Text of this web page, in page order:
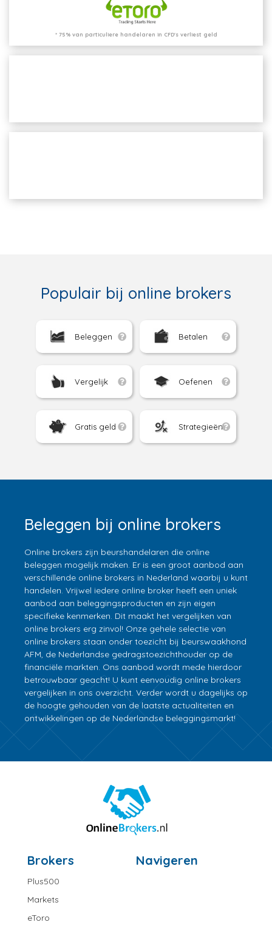
* 75% van particuliere handelaren in CFD's verliest geld
Populair bij online brokers
Beleggen Betalen
Vergelijk Oefenen
Gratis geld Strategieën
Beleggen bij online brokers
Online brokers zijn beurshandelaren die online
beleggen mogelijk maken. Er is een groot aanbod aan
verschillende online brokers in Nederland waarbij u kunt
handelen. Vrijwel iedere online broker heeft een uniek
aanbod aan beleggingsproducten en zijn eigen
specifieke kenmerken. Dit maakt het vergelijken van
online brokers erg zinvol! Onze gehele selectie van
online brokers staan onder toezicht bij beurswaakhond
AFM, de Nederlandse gedragstoezichthouder op de
financiële markten. Ons aanbod wordt mede hierdoor
betrouwbaar geacht! U kunt eenvoudig online brokers
vergelijken in ons overzicht. Verder wordt u dagelijks op
de hoogte gehouden van de laatste actualiteiten en
ontwikkelingen op de Nederlandse beleggingsmarkt!
Brokers
Plus500
Markets
eToro
Navigeren